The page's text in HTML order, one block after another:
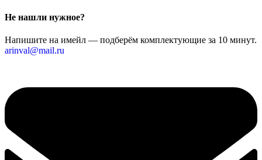
Не нашли нужное?
Напишите на имейл — подберём комплектующие за 10 минут.
arinval@mail.ru